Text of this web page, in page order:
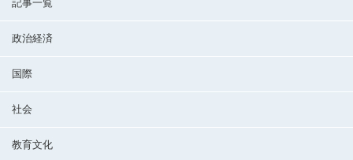
記事一覧
政治経済
国際
社会
教育文化